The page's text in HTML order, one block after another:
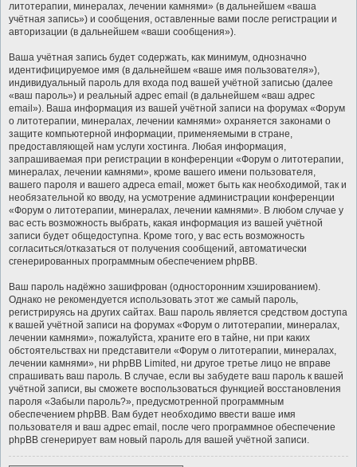
литотерапии, минералах, лечении камнями» (в дальнейшем «ваша
учётная запись») и сообщения, оставленные вами после регистрации и
авторизации (в дальнейшем «ваши сообщения»).
Ваша учётная запись будет содержать, как минимум, однозначно
идентифицируемое имя (в дальнейшем «ваше имя пользователя»),
индивидуальный пароль для входа под вашей учётной записью (далее
«ваш пароль») и реальный адрес email (в дальнейшем «ваш адрес
email»). Ваша информация из вашей учётной записи на форумах «Форум
о литотерапии, минералах, лечении камнями» охраняется законами о
защите компьютерной информации, применяемыми в стране,
предоставляющей нам услуги хостинга. Любая информация,
запрашиваемая при регистрации в конференции «Форум о литотерапии,
минералах, лечении камнями», кроме вашего имени пользователя,
вашего пароля и вашего адреса email, может быть как необходимой, так и
необязательной ко вводу, на усмотрение администрации конференции
«Форум о литотерапии, минералах, лечении камнями». В любом случае у
вас есть возможность выбрать, какая информация из вашей учётной
записи будет общедоступна. Кроме того, у вас есть возможность
согласиться/отказаться от получения сообщений, автоматически
сгенерированных программным обеспечением phpBB.
Ваш пароль надёжно зашифрован (односторонним хэшированием).
Однако не рекомендуется использовать этот же самый пароль,
регистрируясь на других сайтах. Ваш пароль является средством доступа
к вашей учётной записи на форумах «Форум о литотерапии, минералах,
лечении камнями», пожалуйста, храните его в тайне, ни при каких
обстоятельствах ни представители «Форум о литотерапии, минералах,
лечении камнями», ни phpBB Limited, ни другое третье лицо не вправе
спрашивать ваш пароль. В случае, если вы забудете ваш пароль к вашей
учётной записи, вы сможете воспользоваться функцией восстановления
пароля «Забыли пароль?», предусмотренной программным
обеспечением phpBB. Вам будет необходимо ввести ваше имя
пользователя и ваш адрес email, после чего программное обеспечение
phpBB сгенерирует вам новый пароль для вашей учётной записи.